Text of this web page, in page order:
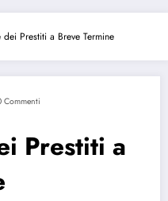
dei Prestiti a Breve Termine
Commenti
Prestiti a